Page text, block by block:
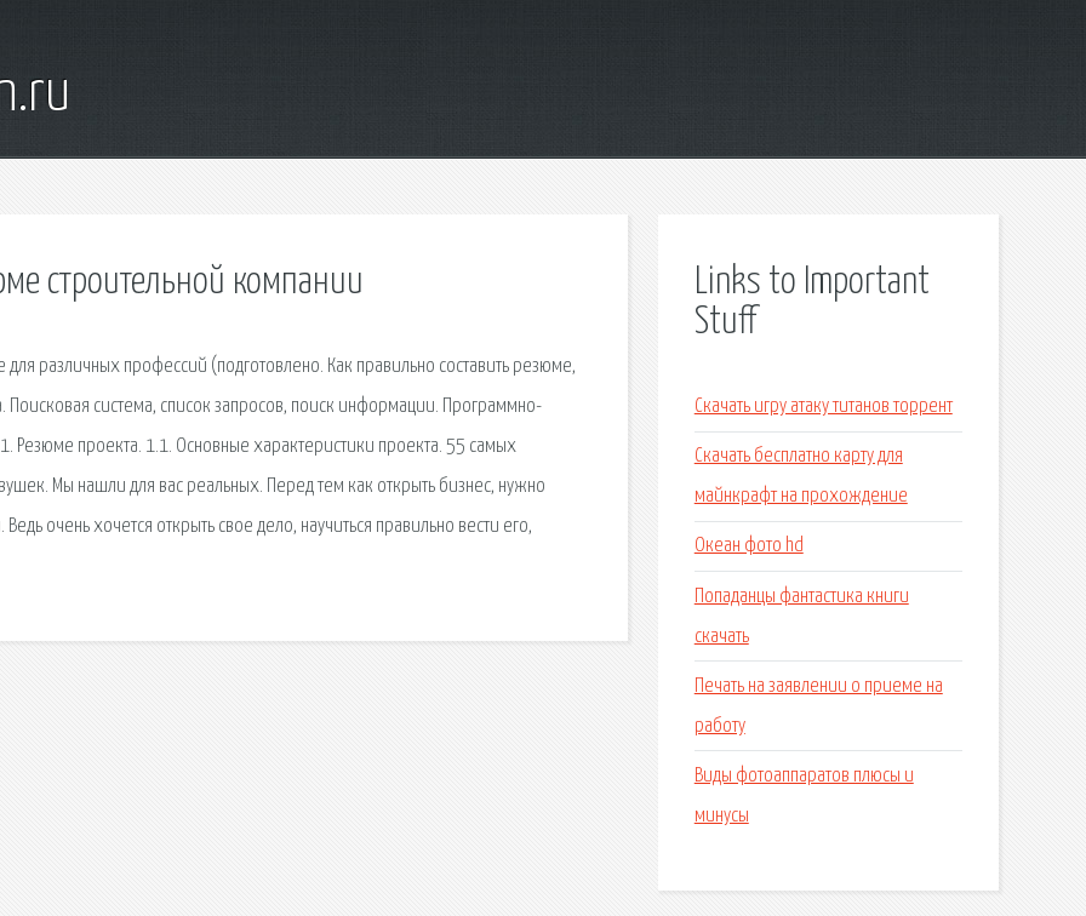
строительной компании
различных профессий (подготовлено. Как правильно составить резюме,
Поисковая сиcтема, список запросов, поиск информации. Программно-
Резюме проекта. 1.1. Основные характеристики проекта. 55 самых
Мы нашли для вас реальных. Перед тем как открыть бизнес, нужно
очень хочется открыть свое дело, научиться правильно вести его,
Links to Important
Stuff
Скачать игру атаку титанов торрент
Скачать бесплатно карту для
майнкрафт на прохождение
Океан фото hd
Попаданцы фантастика книги
скачать
Печать на заявлении о приеме на
работу
Виды фотоаппаратов плюсы и
минусы